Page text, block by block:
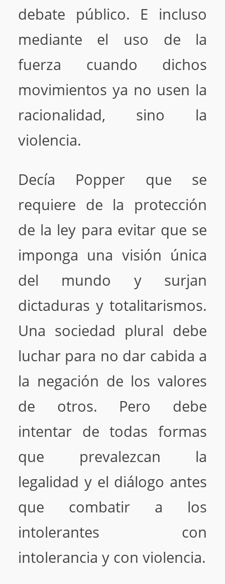
debate público. E incluso
mediante el uso de la
fuerza cuando dichos
movimientos ya no usen la
racionalidad, sino la
violencia.
Decía Popper que se
requiere de la protección
de la ley para evitar que se
imponga una visión única
del mundo y surjan
dictaduras y totalitarismos.
Una sociedad plural debe
luchar para no dar cabida a
la negación de los valores
de otros. Pero debe
intentar de todas formas
que prevalezcan la
legalidad y el diálogo antes
que combatir a los
intolerantes con
intolerancia y con violencia.